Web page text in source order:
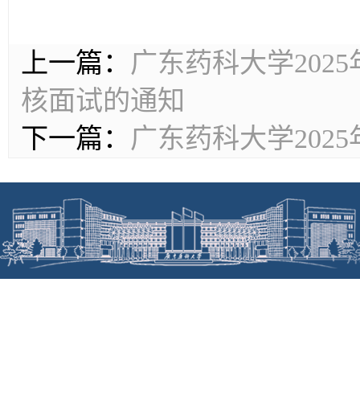
上一篇： 广东药科大学
核面试的通知
下一篇： 广东药科大学